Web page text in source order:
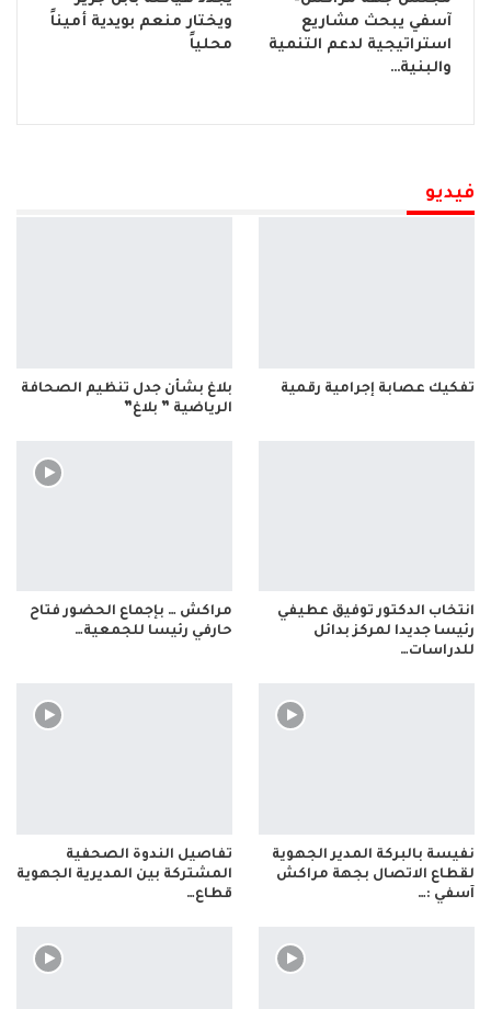
آسفي يبحث مشاريع
استراتيجية لدعم التنمية
والبنية…
ويختار منعم بويدية أميناً
محلياً
فيديو
تفكيك عصابة إجرامية رقمية
بلاغ بشأن جدل تنظيم الصحافة
الرياضية ” بلاغ”
انتخاب الدكتور توفيق عطيفي
رئيسا جديدا لمركز بدائل
للدراسات…
مراكش … بإجماع الحضور فتاح
حارفي رئيسا للجمعية…
نفيسة بالبركة المدير الجهوية
لقطاع الاتصال بجهة مراكش
آسفي :…
تفاصيل الندوة الصحفية
المشتركة بين المديرية الجهوية
قطاع…